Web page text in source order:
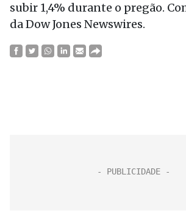
subir 1,4% durante o pregão.
da Dow Jones Newswires.